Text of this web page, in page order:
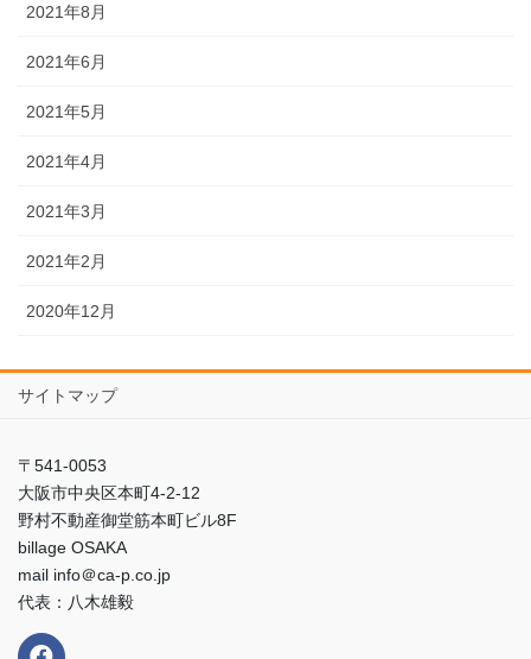
2021年8月
2021年6月
2021年5月
2021年4月
2021年3月
2021年2月
2020年12月
サイトマップ
〒541-0053
大阪市中央区本町4-2-12
野村不動産御堂筋本町ビル8F
billage OSAKA
mail info＠ca-p.co.jp
代表：八木雄毅